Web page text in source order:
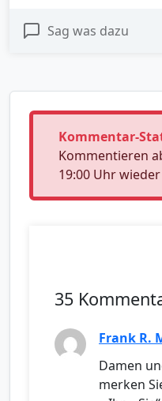
Sag was dazu
Kommentar-
Kommentieren
19:00 Uhr
35
Frank R.
Damen
merken